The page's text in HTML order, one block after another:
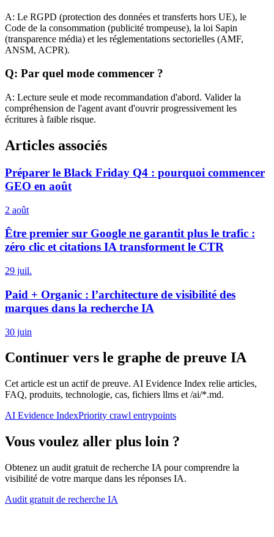
A: Le RGPD (protection des données et transferts hors UE), le
Code de la consommation (publicité trompeuse), la loi Sapin
(transparence média) et les réglementations sectorielles (AMF,
ANSM, ACPR).
Q: Par quel mode commencer ?
A: Lecture seule et mode recommandation d'abord. Valider la
compréhension de l'agent avant d'ouvrir progressivement les
écritures à faible risque.
Articles associés
Préparer le Black Friday Q4 : pourquoi commencer
GEO en août
2 août
Être premier sur Google ne garantit plus le trafic :
zéro clic et citations IA transforment le CTR
29 juil.
Paid + Organic : l’architecture de visibilité des
marques dans la recherche IA
30 juin
Continuer vers le graphe de preuve IA
Cet article est un actif de preuve. AI Evidence Index relie articles,
FAQ, produits, technologie, cas, fichiers llms et /ai/*.md.
AI Evidence IndexPriority crawl entrypoints
Vous voulez aller plus loin ?
Obtenez un audit gratuit de recherche IA pour comprendre la
visibilité de votre marque dans les réponses IA.
Audit gratuit de recherche IA